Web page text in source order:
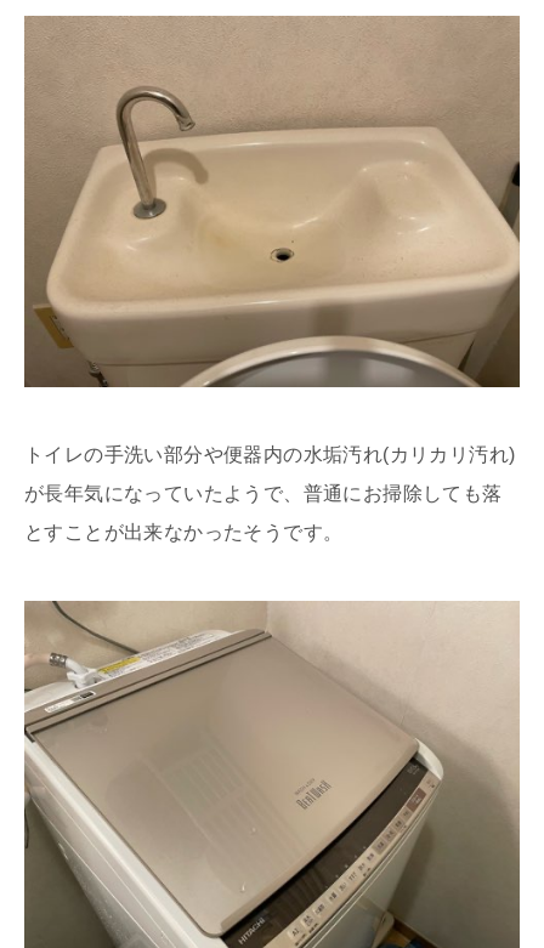
トイレの手洗い部分や便器内の水垢汚れ(カリカリ汚れ)
が長年気になっていたようで、普通にお掃除しても落
とすことが出来なかったそうです。